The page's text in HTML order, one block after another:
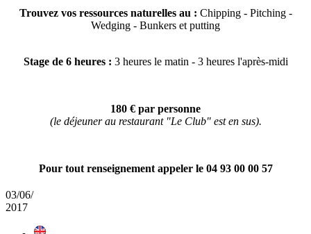
Trouvez vos ressources naturelles au : Chipping - Pitching -
Wedging - Bunkers et putting
Stage de 6 heures : 3 heures le matin - 3 heures l'après-midi
180 € par personne
(le déjeuner au restaurant "Le Club" est en sus).
Pour tout renseignement appeler le 04 93 00 00 57
03/06/
2017